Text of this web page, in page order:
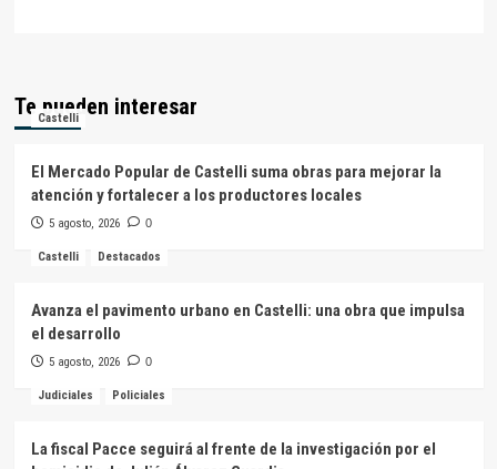
Te pueden interesar
Castelli
El Mercado Popular de Castelli suma obras para mejorar la
atención y fortalecer a los productores locales
5 agosto, 2026 0
Castelli Destacados
Avanza el pavimento urbano en Castelli: una obra que impulsa
el desarrollo
5 agosto, 2026 0
Judiciales Policiales
La fiscal Pacce seguirá al frente de la investigación por el